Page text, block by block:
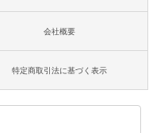
会社概要
特定商取引法に基づく表示